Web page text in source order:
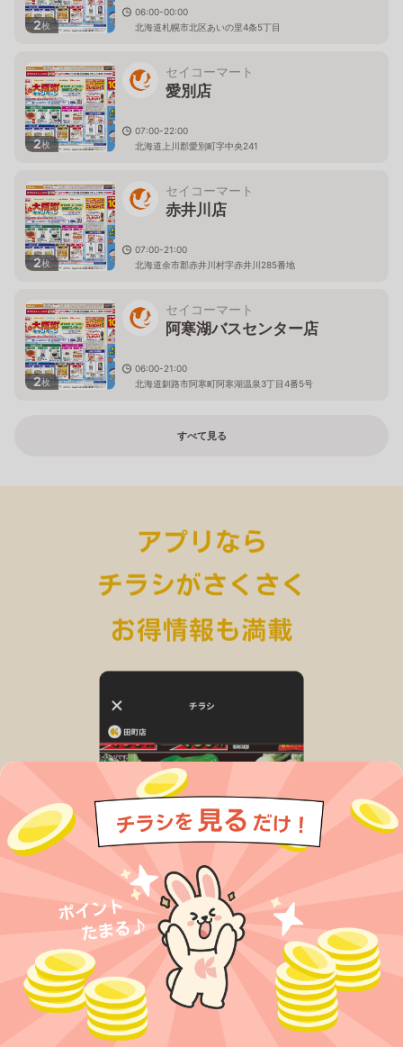
2枚
06:00-00:00
北海道札幌市北区あいの里4条5丁目
2枚
セイコーマート
愛別店
07:00-22:00
北海道上川郡愛別町字中央241
2枚
セイコーマート
赤井川店
07:00-21:00
北海道余市郡赤井川村字赤井川285番地
2枚
セイコーマート
阿寒湖バスセンター店
06:00-21:00
北海道釧路市阿寒町阿寒湖温泉3丁目4番5号
すべて見る